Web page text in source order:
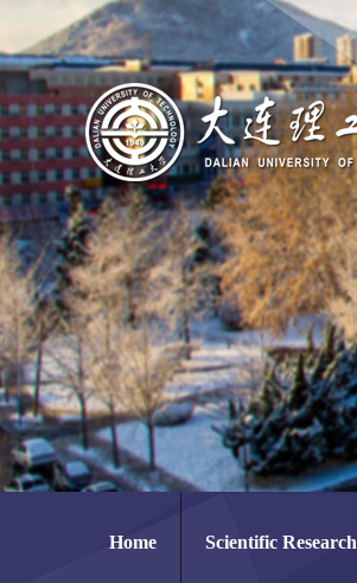
Home Scientific Research